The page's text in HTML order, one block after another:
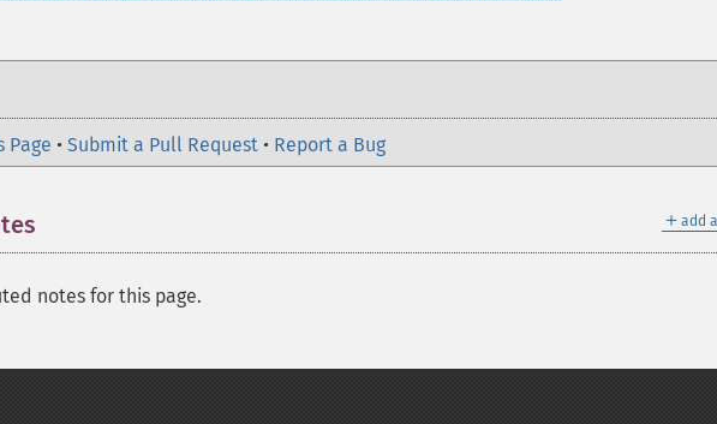
Page • Submit a Pull Request • Report a Bug
＋ add
notes for this page.